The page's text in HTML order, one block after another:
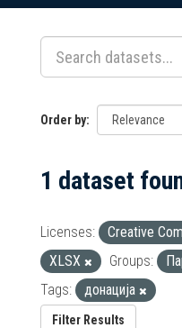
content
Order by
1 dataset
Licenses: Creative
XLSX
Groups:
Tags:
донација
Filter Results